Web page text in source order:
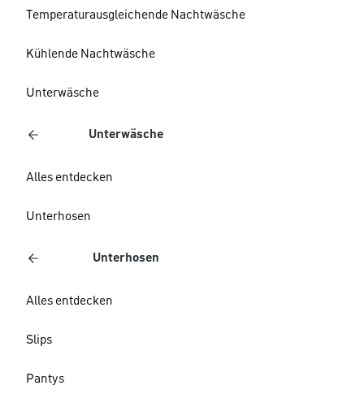
Temperaturausgleichende Nachtwäsche
Kühlende Nachtwäsche
Unterwäsche
Unterwäsche
Alles entdecken
Unterhosen
Unterhosen
Alles entdecken
Slips
Pantys